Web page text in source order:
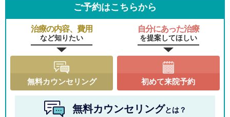
ご予約はこちらから
治療の内容、費用
など知りたい
自分にあった治療
を提案してほしい
無料カウンセリング 初めて来院予約
無料カウンセリングとは？